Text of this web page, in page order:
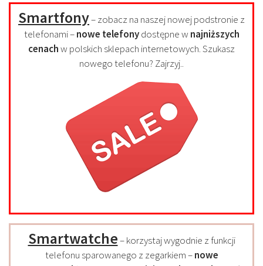
Smartfony– zobacz na naszej nowej podstronie z
telefonami –nowe telefonydostępne w najniższych
cenachw polskich sklepach internetowych. Szukasz
nowego telefonu? Zajrzyj..
Smartwatche– korzystaj wygodnie z funkcji
telefonu sparowanego z zegarkiem –nowe